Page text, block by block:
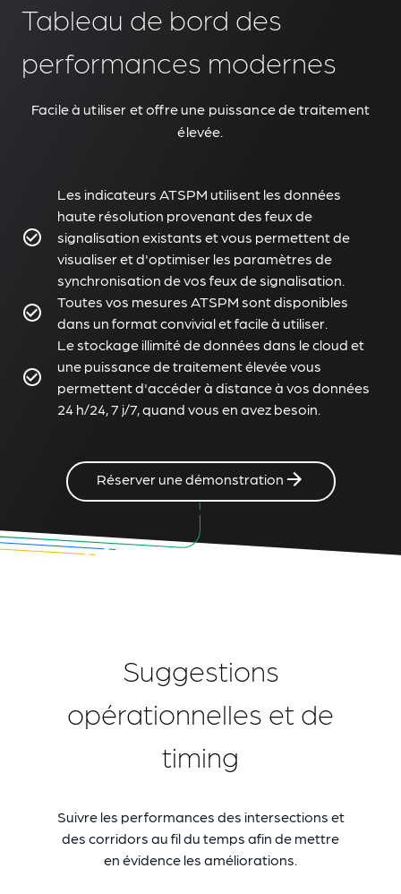
Tableau de bord des
performances modernes
Facile à utiliser et offre une puissance de traitement
élevée.
Les indicateurs ATSPM utilisent les données
haute résolution provenant des feux de
signalisation existants et vous permettent de
visualiser et d'optimiser les paramètres de
synchronisation de vos feux de signalisation.
Toutes vos mesures ATSPM sont disponibles
dans un format convivial et facile à utiliser.
Le stockage illimité de données dans le cloud et
une puissance de traitement élevée vous
permettent d'accéder à distance à vos données
24 h/24, 7 j/7, quand vous en avez besoin.
Réserver une démonstration
Suggestions
opérationnelles et de
timing
Suivre les performances des intersections et
des corridors au fil du temps afin de mettre
en évidence les améliorations.